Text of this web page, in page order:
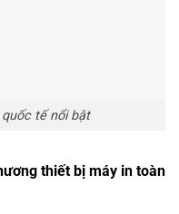
tế nổi bật
thiết bị máy in toàn